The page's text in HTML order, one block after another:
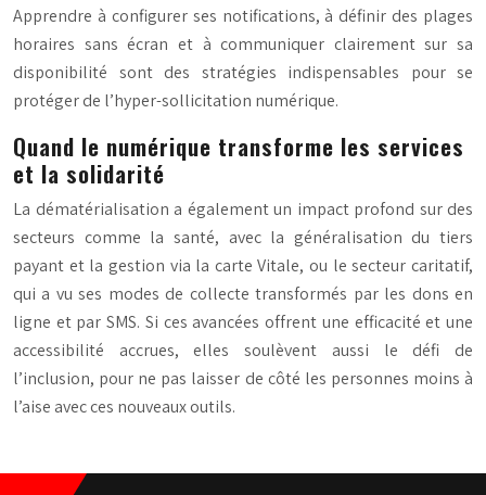
Apprendre à configurer ses notifications, à définir des plages
horaires sans écran et à communiquer clairement sur sa
disponibilité sont des stratégies indispensables pour se
protéger de l’hyper-sollicitation numérique.
Quand le numérique transforme les services
et la solidarité
La dématérialisation a également un impact profond sur des
secteurs comme la santé, avec la généralisation du tiers
payant et la gestion via la carte Vitale, ou le secteur caritatif,
qui a vu ses modes de collecte transformés par les dons en
ligne et par SMS. Si ces avancées offrent une efficacité et une
accessibilité accrues, elles soulèvent aussi le défi de
l’inclusion, pour ne pas laisser de côté les personnes moins à
l’aise avec ces nouveaux outils.